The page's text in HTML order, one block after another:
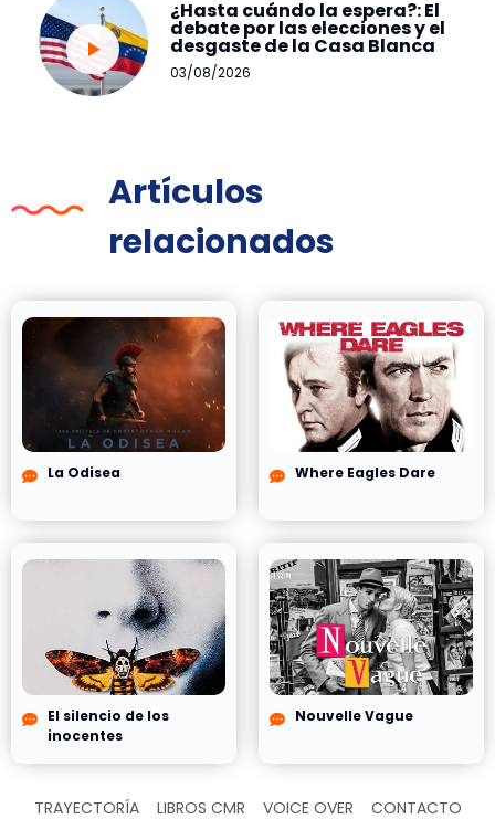
¿Hasta cuándo la espera?: El
debate por las elecciones y el
desgaste de la Casa Blanca
03/08/2026
Artículos
relacionados
La Odisea Where Eagles Dare
El silencio de los
inocentes
Nouvelle Vague
TRAYECTORÍA LIBROS CMR VOICE OVER CONTACTO